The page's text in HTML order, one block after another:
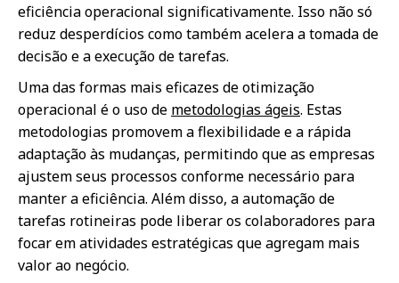
eficiência operacional significativamente. Isso não só
reduz desperdícios como também acelera a tomada de
decisão e a execução de tarefas.
Uma das formas mais eficazes de otimização
operacional é o uso de metodologias ágeis. Estas
metodologias promovem a flexibilidade e a rápida
adaptação às mudanças, permitindo que as empresas
ajustem seus processos conforme necessário para
manter a eficiência. Além disso, a automação de
tarefas rotineiras pode liberar os colaboradores para
focar em atividades estratégicas que agregam mais
valor ao negócio.